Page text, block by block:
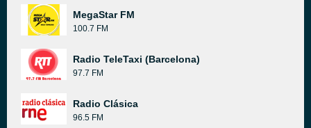
MegaStar FM
100.7 FM
Radio TeleTaxi (Barcelona)
97.7 FM
Radio Clásica
96.5 FM